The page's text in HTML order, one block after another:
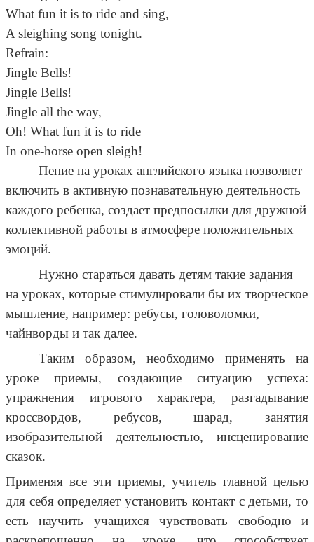
What fun it is to ride and sing,
A sleighing song tonight.
Refrain:
Jingle Bells!
Jingle Bells!
Jingle all the way,
Oh! What fun it is to ride
In one-horse open sleigh!
Пение на уроках английского языка позволяет
включить в активную познавательную деятельность
каждого ребенка, создает предпосылки для дружной
коллективной работы в атмосфере положительных
эмоций.
Нужно стараться давать детям такие задания
на уроках, которые стимулировали бы их творческое
мышление, например: ребусы, головоломки,
чайнворды и так далее.
Таким образом, необходимо применять на
уроке приемы, создающие ситуацию успеха:
упражнения игрового характера, разгадывание
кроссвордов, ребусов, шарад, занятия
изобразительной деятельностью, инсценирование
сказок.
Применяя все эти приемы, учитель главной целью
для себя определяет установить контакт с детьми, то
есть научить учащихся чувствовать свободно и